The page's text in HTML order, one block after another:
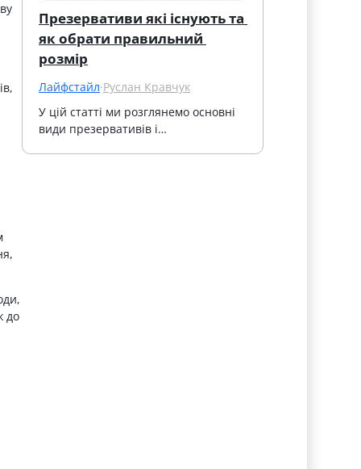
до
Презервативи які існують та
як обрати правильний
розмір
Лайфстайл·Руслан Кравчук
У цій статті ми розглянемо основні
види презервативів і…